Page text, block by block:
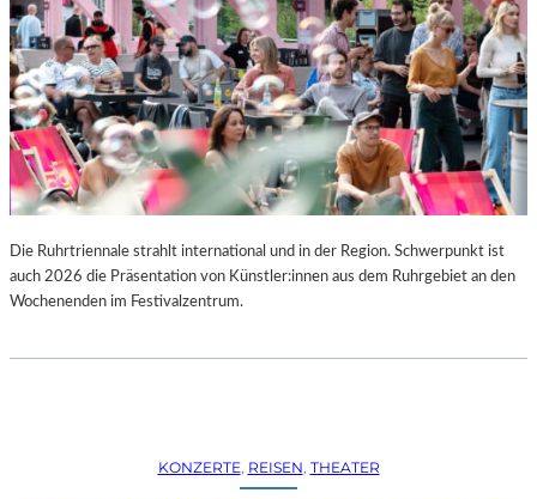
Die Ruhrtriennale strahlt international und in der Region. Schwerpunkt ist
auch 2026 die Präsentation von Künstler:innen aus dem Ruhrgebiet an den
Wochenenden im Festivalzentrum.
KONZERTE, REISEN, THEATER